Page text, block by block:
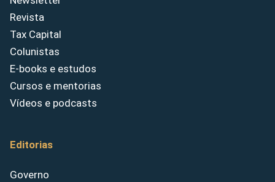
Revista
Tax Capital
Colunistas
E-books e estudos
Cursos e mentorias
Vídeos e podcasts
Editorias
Governo